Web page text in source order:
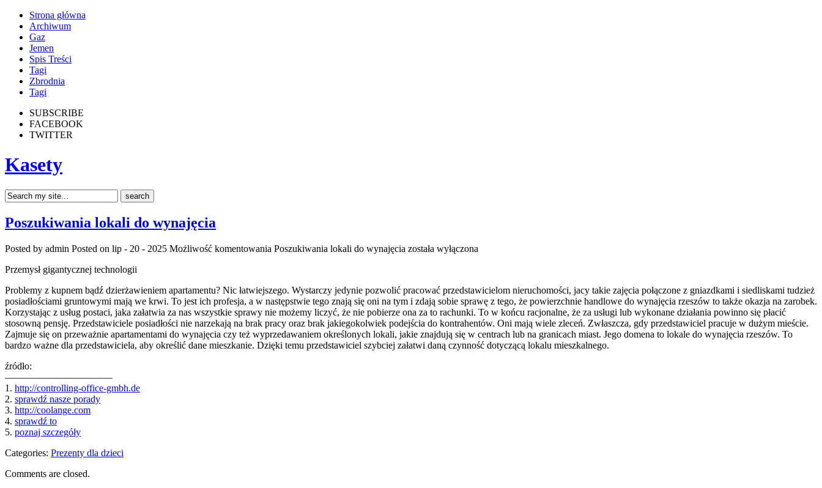
Strona główna
Archiwum
Gaz
Jemen
Spis Treści
Tagi
Zbrodnia
Tagi
SUBSCRIBE
FACEBOOK
TWITTER
Kasety
Poszukiwania lokali do wynajęcia
Posted by admin Posted on lip - 20 - 2025 Możliwość komentowania Poszukiwania lokali do wynajęcia została wyłączona
Przemysł gigantycznej technologii
Problemy z kupnem bądź dzierżawieniem apartamentu? Nic łatwiejszego. Wystarczy jedynie pozwolić pracować przedstawicielom nieruchomości, jacy takie zajęcia połączone z gniazdkami i siedliskami tudzież
posiadłościami gruntowymi mają we krwi. To jest ich profesja, a w następstwie tego znają się oni na tym i zdają sobie sprawę z tego, że powierzchnie handlowe do wynajęcia rzeszów to także okazja na zarobek.
Korzystając z usług postaci, jaka załatwia za nas wszystkie sprawy nie możemy liczyć, że nie pobierze ona za to rachunki. To w końcu racjonalne, że za usługi lub wykonane działania powinno się płacić
stosowną pensję. Przedstawiciele posiadłości nie narzekają na brak pracy oraz brak jakiegokolwiek podejścia do kontrahentów. Oni mają wiele zleceń. Zwłaszcza, gdy przedstawiciel pracuje w dużym mieście.
Zajmuje się on przeważnie apartamentami do wynajęcia czy też wyprzedawaniem określonych lokali, jakie znajdują się w centrach lub na granicach miast. Jego domena to lokale do wynajęcia rzeszów. To
bardzo ważne dla przedstawiciela, aby określić dane mieszkanie. Dzięki temu przedstawiciel szybciej załatwi daną czynność dotyczącą lokalu mieszkalnego.
źródło:
———————————
1. http://controlling-office-gmbh.de
2. sprawdź nasze porady
3. http://coolange.com
4. sprawdź to
5. poznaj szczegóły
Categories: Prezenty dla dzieci
Comments are closed.